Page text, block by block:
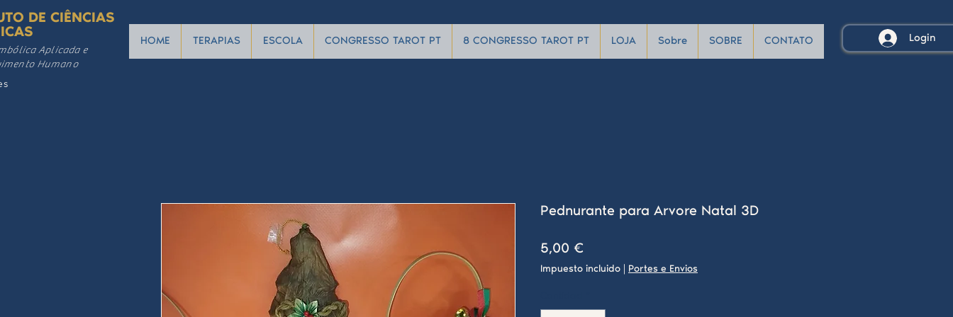
DE CIÊNCIAS
Aplicada e
Humano
HOME TERAPIAS ESCOLA CONGRESSO TAROT PT 8 CONGRESSO TAROT PT LOJA Sobre SOBRE CONTATO Login
Pednurante para Arvore Natal 3D
5,00 €Precio
Impuesto incluido Portes e Envios